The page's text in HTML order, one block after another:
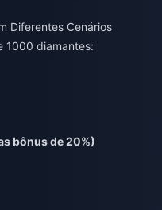
Diferentes Cenários
1000 diamantes:
bônus de 20%)